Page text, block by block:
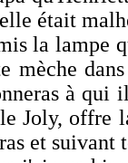
était
la lampe
mèche
à qui
Joly, offre
et suivant